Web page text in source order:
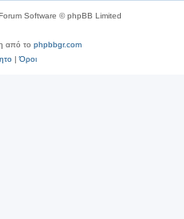
Software © phpBB Limited
από το phpbbgr.com
|Όροι